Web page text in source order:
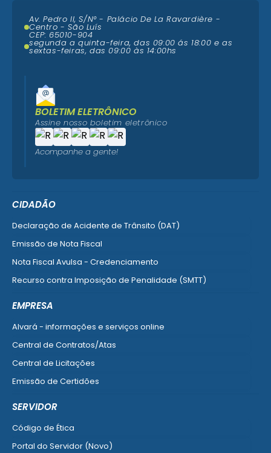
CIDADÃO
Declaração de Acidente de Trânsito (DAT)
Emissão de Nota Fiscal
Nota Fiscal Avulsa - Credenciamento
Recurso contra Imposição de Penalidade (SMTT)
EMPRESA
Alvará - informações e serviços online
Central de Contratos/Atas
Central de Licitações
Emissão de Certidões
SERVIDOR
Código de Ética
Portal do Servidor (Novo)
Av. Pedro II, S/N° - Palácio De La Ravardière -
Centro - São Luís
CEP: 65010-904
segunda a quinta-feira, das 09:00 ás 18:00 e as
sextas-feiras, das 09:00 às 14:00hs
BOLETIM ELETRÔNICO
Assine nosso boletim eletrônico
Acompanhe a gente!